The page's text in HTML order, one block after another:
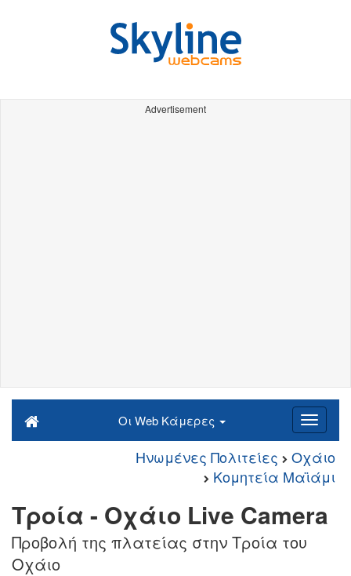
Advertisement
Οι Web Κάμερες
Ηνωμένες Πολιτείες
Οχάιο
Κομητεία Μαϊάμι
Τροία - Οχάιο Live Camera
Προβολή της πλατείας στην Τροία του
Οχάιο